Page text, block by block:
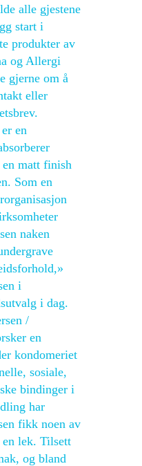
alle gjestene
start i
produkter av
og Allergi
gjerne om å
eller
en
matt finish
Som en
naken
i
i dag.
/
en
kondomeriet
sosiale,
bindinger i
har
fikk noen av
en lek. Tilsett
og bland